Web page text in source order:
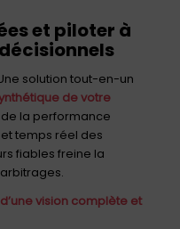
et piloter à
solution tout-en-un
de votre
la performance
temps réel des
fiables freine la
vision complète et